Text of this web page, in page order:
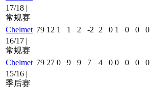
17/18 |
常规赛
Chelmet 79 12 1 1 2 -2 2 0 1 0 0 0
16/17 |
常规赛
Chelmet 79 27 0 9 9 7 4 0 0 0 0 0
15/16 |
季后赛